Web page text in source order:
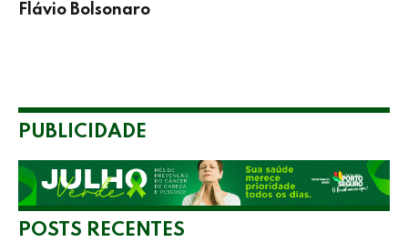
Flávio Bolsonaro
PUBLICIDADE
POSTS RECENTES